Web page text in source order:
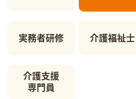
実務者研修 介護福祉士
介護支援
専門員